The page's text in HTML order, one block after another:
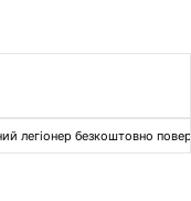
легіонер безкоштовно